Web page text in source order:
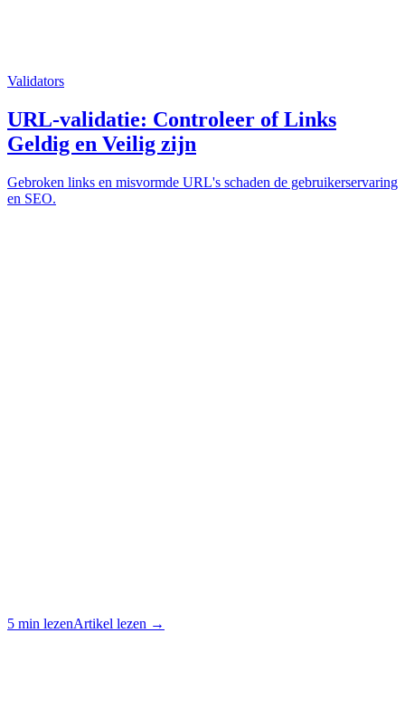
Validators
URL-validatie: Controleer of Links
Geldig en Veilig zijn
Gebroken links en misvormde URL's schaden de gebruikerservaring
en SEO.
5 min lezenArtikel lezen →